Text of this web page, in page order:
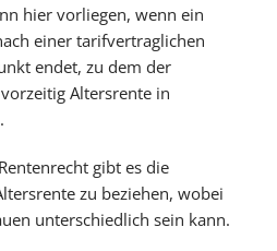
hier vorliegen, wenn ein
einer tarifvertraglichen
endet, zu dem der
Altersrente in
gibt es die
zu beziehen, wobei
unterschiedlich sein kann.